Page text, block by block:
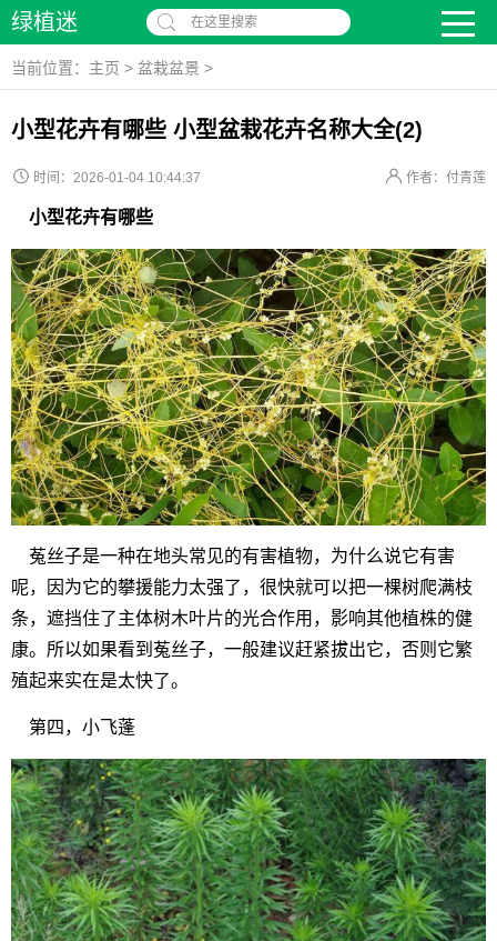
绿植迷 在这里搜索
当前位置： 主页 > 盆栽盆景 >
小型花卉有哪些 小型盆栽花卉名称大全(2)
时间：2026-01-04 10:44:37 作者：付青莲
小型花卉有哪些
菟丝子是一种在地头常见的有害植物，为什么说它有害
呢，因为它的攀援能力太强了，很快就可以把一棵树爬满枝
条，遮挡住了主体树木叶片的光合作用，影响其他植株的健
康。所以如果看到菟丝子，一般建议赶紧拔出它，否则它繁
殖起来实在是太快了。
第四，小飞蓬